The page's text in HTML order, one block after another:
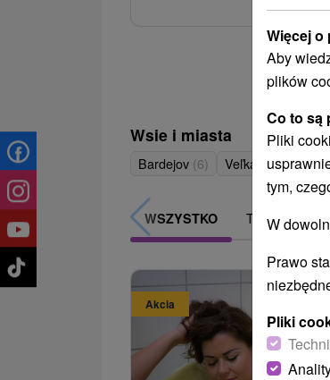
Wsie i miasta
Bardejov (6) Veľká Domaša,
WSZYSTKO TOP -
Akcia
Więcej o
Aby
plików
Co to są
Pliki
tym,
W
Prawo
Pliki